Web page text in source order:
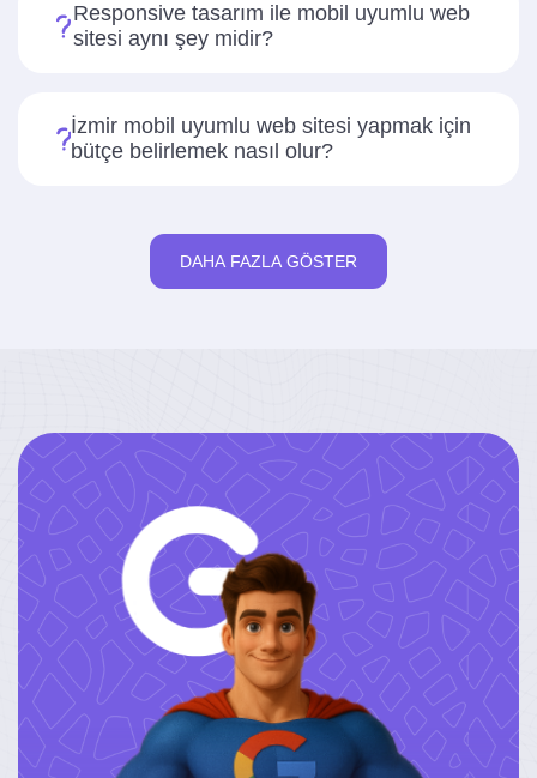
Responsive tasarım ile mobil uyumlu web
sitesi aynı şey midir?
İzmir mobil uyumlu web sitesi yapmak için
bütçe belirlemek nasıl olur?
DAHA FAZLA GÖSTER